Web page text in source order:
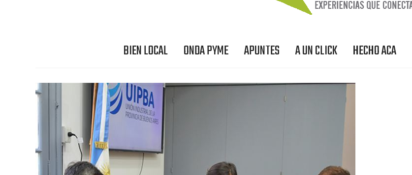
BIEN LOCAL ONDA PYME APUNTES A UN CLICK HECHO ACA